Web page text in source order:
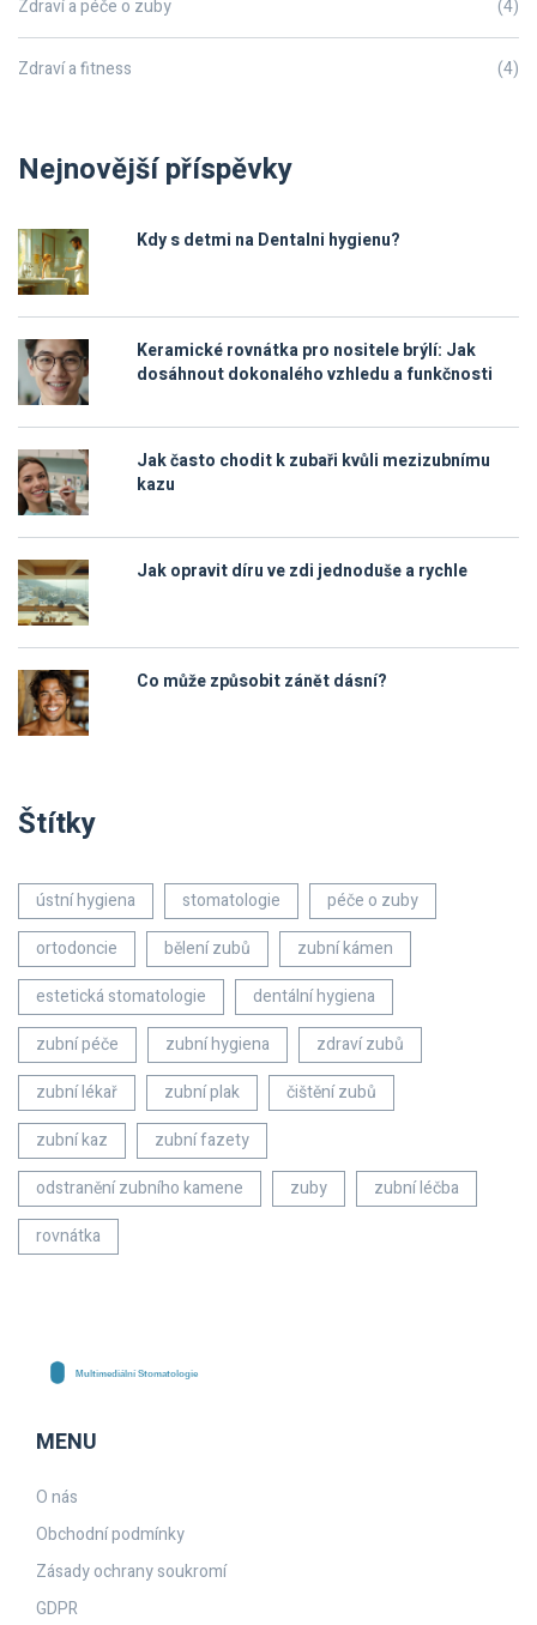
Zdraví a péče o zuby (4)
Zdraví a fitness (4)
Nejnovější příspěvky
Kdy s detmi na Dentalni hygienu?
Keramické rovnátka pro nositele brýlí: Jak
dosáhnout dokonalého vzhledu a funkčnosti
Jak často chodit k zubaři kvůli mezizubnímu
kazu
Jak opravit díru ve zdi jednoduše a rychle
Co může způsobit zánět dásní?
Štítky
ústní hygiena stomatologie
péče o zuby
ortodoncie
bělení zubů
zubní kámen
estetická stomatologie
dentální hygiena
zubní péče
zubní hygiena
zdraví zubů
zubní lékař
zubní plak
čištění zubů
zubní kaz
zubní fazety
odstranění zubního kamene
zuby
zubní léčba
rovnátka
MENU
O nás
Obchodní podmínky
Zásady ochrany soukromí
GDPR